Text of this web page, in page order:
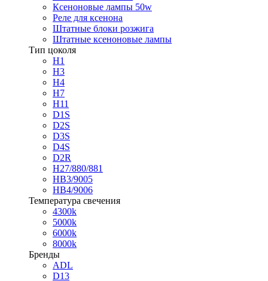
Ксеноновые лампы 50w
Реле для ксенона
Штатные блоки розжига
Штатные ксеноновые лампы
Тип цоколя
H1
H3
H4
H7
H11
D1S
D2S
D3S
D4S
D2R
H27/880/881
HB3/9005
HB4/9006
Температура свечения
4300k
5000k
6000k
8000k
Бренды
ADL
D13